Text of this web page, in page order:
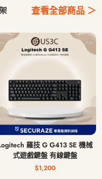
查看全部商品 ＞
羅技 G G413 SE 機械
式遊戲鍵盤 有線鍵盤
$1,200